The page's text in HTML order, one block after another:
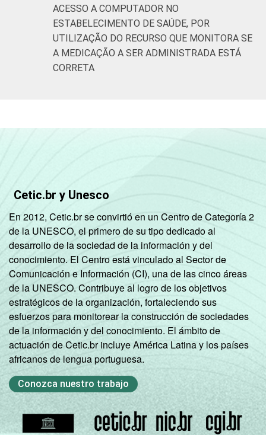
ACESSO A COMPUTADOR NO
ESTABELECIMENTO DE SAÚDE, POR
UTILIZAÇÃO DO RECURSO QUE MONITORA SE
A MEDICAÇÃO A SER ADMINISTRADA ESTÁ
CORRETA
Cetic.br y Unesco
En 2012, Cetic.br se convirtió en un Centro de Categoría 2
de la UNESCO, el primero de su tipo dedicado al
desarrollo de la sociedad de la información y del
conocimiento. El Centro está vinculado al Sector de
Comunicación e Información (CI), una de las cinco áreas
de la UNESCO. Contribuye al logro de los objetivos
estratégicos de la organización, fortaleciendo sus
esfuerzos para monitorear la construcción de sociedades
de la información y del conocimiento. El ámbito de
actuación de Cetic.br incluye América Latina y los países
africanos de lengua portuguesa.
Conozca nuestro trabajo